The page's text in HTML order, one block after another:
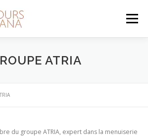
Menu
PARTENAIRES DOCUMENTS
ATRIA
du groupe ATRIA, expert dans la menuiserie